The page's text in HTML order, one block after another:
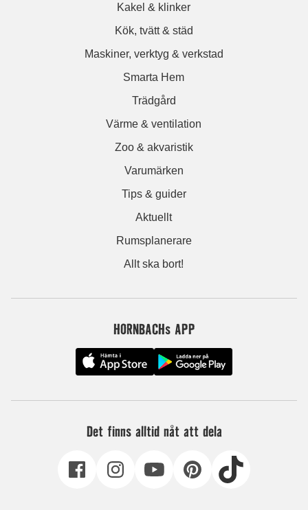
Kakel & klinker
Kök, tvätt & städ
Maskiner, verktyg & verkstad
Smarta Hem
Trädgård
Värme & ventilation
Zoo & akvaristik
Varumärken
Tips & guider
Aktuellt
Rumsplanerare
Allt ska bort!
HORNBACHs APP
Det finns alltid nåt att dela